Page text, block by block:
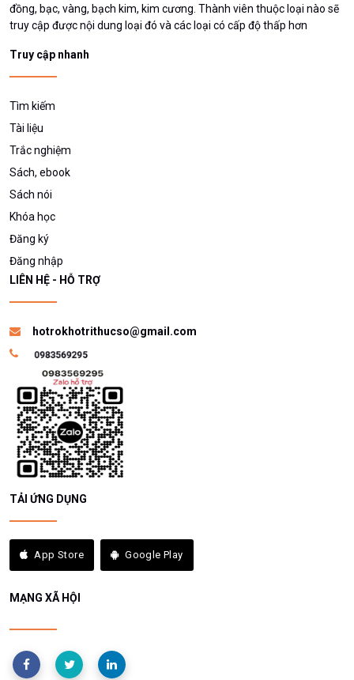
đồng, bạc, vàng, bạch kim, kim cương. Thành viên thuộc loại nào sẽ
truy cập được nội dung loại đó và các loại có cấp độ thấp hơn
Truy cập nhanh
Tìm kiếm
Tài liệu
Trắc nghiệm
Sách, ebook
Sách nói
Khóa học
Đăng ký
Đăng nhập
LIÊN HỆ - HỖ TRỢ
hotrokhotrithucso@gmail.com
TẢI ỨNG DỤNG
App Store Google Play
MẠNG XÃ HỘI